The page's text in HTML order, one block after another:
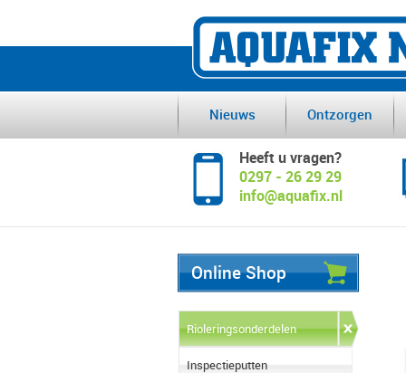
Nieuws Ontzorgen
Heeft u vragen?
0297 - 26 29 29
info@aquafix.nl
Online Shop
Rioleringsonderdelen
Inspectieputten